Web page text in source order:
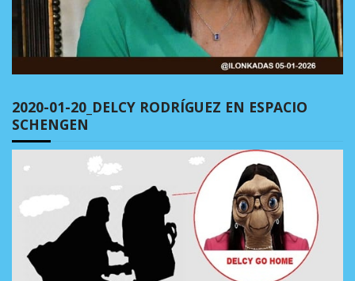
2020-01-20_DELCY RODRÍGUEZ EN ESPACIO
SCHENGEN